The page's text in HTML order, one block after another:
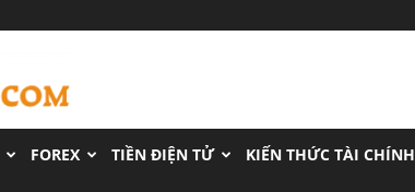
FOREX TIỀN ĐIỆN TỬ KIẾN THỨC TÀI CHÍNH